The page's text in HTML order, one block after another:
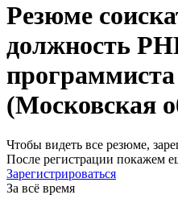
Резюме
должность
(Московская
Чтобы видеть все резюме,
После регистрации покажем
Зарегистрироваться
За всё время